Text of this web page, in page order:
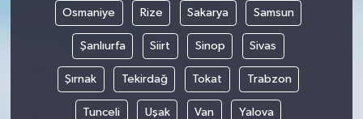
Osmaniye Rize Sakarya Samsun
Şanlıurfa Siirt Sinop Sivas
Şırnak Tekirdağ Tokat Trabzon
Tunceli Uşak Van Yalova